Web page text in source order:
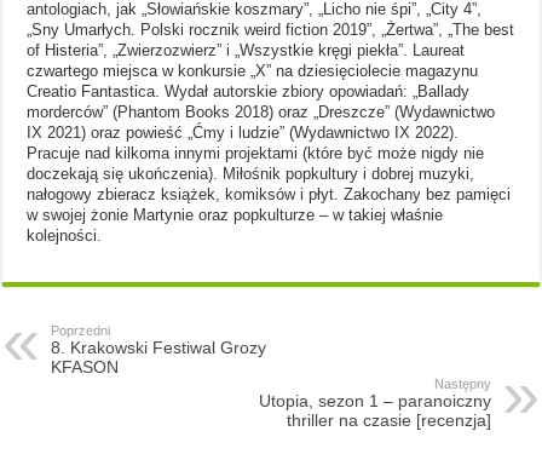
antologiach, jak „Słowiańskie koszmary”, „Licho nie śpi”, „City 4”,
„Sny Umarłych. Polski rocznik weird fiction 2019”, „Żertwa”, „The best
of Histeria”, „Zwierzozwierz” i „Wszystkie kręgi piekła”. Laureat
czwartego miejsca w konkursie „X” na dziesięciolecie magazynu
Creatio Fantastica. Wydał autorskie zbiory opowiadań: „Ballady
morderców” (Phantom Books 2018) oraz „Dreszcze” (Wydawnictwo
IX 2021) oraz powieść „Ćmy i ludzie” (Wydawnictwo IX 2022).
Pracuje nad kilkoma innymi projektami (które być może nigdy nie
doczekają się ukończenia). Miłośnik popkultury i dobrej muzyki,
nałogowy zbieracz książek, komiksów i płyt. Zakochany bez pamięci
w swojej żonie Martynie oraz popkulturze – w takiej właśnie
kolejności.
Poprzedni
8. Krakowski Festiwal Grozy
KFASON
Następny
Utopia, sezon 1 – paranoiczny
thriller na czasie [recenzja]